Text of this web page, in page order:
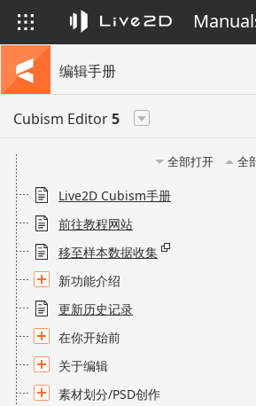
编辑手册
Cubism Editor5
全部打开 全
Live2D Cubism手册
前往教程网站
移至样本数据收集
新功能介绍
更新历史记录
在你开始前
关于编辑
素材划分/PSD创作